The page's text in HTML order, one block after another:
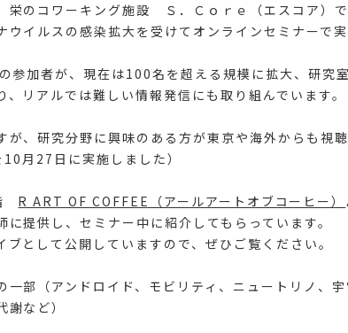
のコワーキング施設 Ｓ．Ｃｏｒｅ（エスコア）で
ウイルスの感染拡大を受けてオンラインセミナーで実
参加者が、現在は100名を超える規模に拡大、研究
リアルでは難しい情報発信にも取り組んでいます。
、研究分野に興味のある方が東京や海外からも視聴
月27日に実施しました）
R ART OF COFFEE（アールアートオブコーヒー）
提供し、セミナー中に紹介してもらっています。
として公開していますので、ぜひご覧ください。
一部（アンドロイド、モビリティ、ニュートリノ、
など）